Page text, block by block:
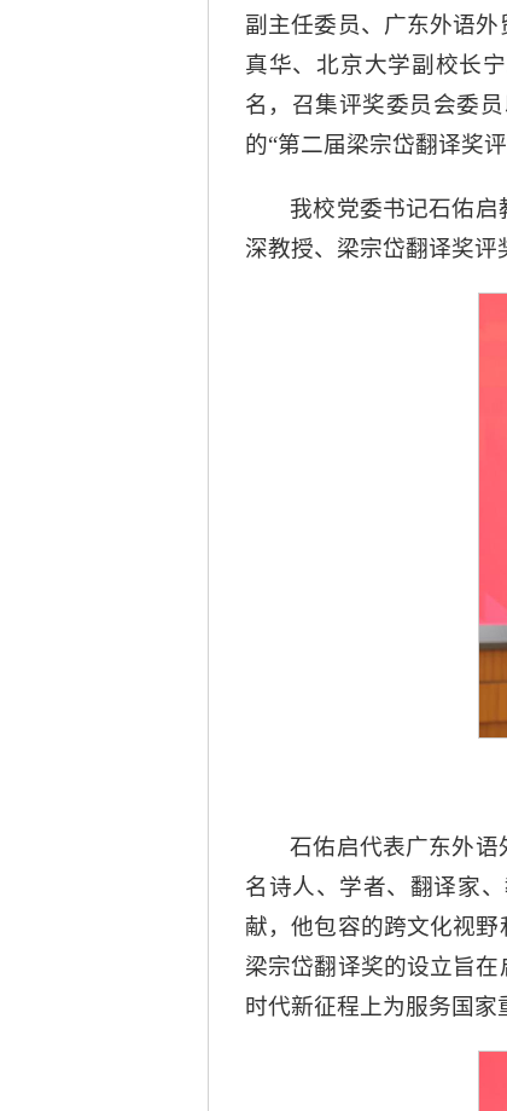
副主任委员、广东外语
真华、北京大学副校长
名，召集评奖委员会委
的“第二届梁宗岱翻译奖
我校党委书记石佑
深教授、梁宗岱翻译奖评
石佑启代表广东外
名诗人、学者、翻译家
献，他包容的跨文化视
梁宗岱翻译奖的设立旨
时代新征程上为服务国家